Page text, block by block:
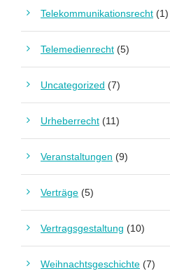
Telekommunikationsrecht (1)
Telemedienrecht (5)
Uncategorized (7)
Urheberrecht (11)
Veranstaltungen (9)
Verträge (5)
Vertragsgestaltung (10)
Weihnachtsgeschichte (7)